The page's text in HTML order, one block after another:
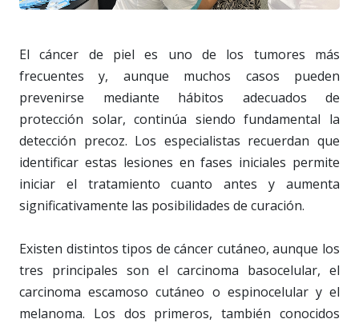
El cáncer de piel es uno de los tumores más
frecuentes y, aunque muchos casos pueden
prevenirse mediante hábitos adecuados de
protección solar, continúa siendo fundamental la
detección precoz. Los especialistas recuerdan que
identificar estas lesiones en fases iniciales permite
iniciar el tratamiento cuanto antes y aumenta
significativamente las posibilidades de curación.
Existen distintos tipos de cáncer cutáneo, aunque los
tres principales son el carcinoma basocelular, el
carcinoma escamoso cutáneo o espinocelular y el
melanoma. Los dos primeros, también conocidos